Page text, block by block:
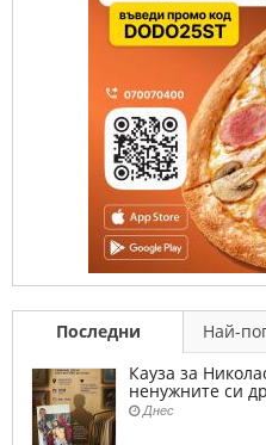
Последни Най-
Кауза за
ненужните си
Днес